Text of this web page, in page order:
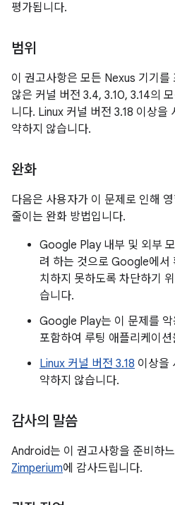
평가됩니다.
범위
이 권고사항은 모든 Nexus 기기를
않은 커널 버전 3.4, 3.10, 3.14의
니다. Linux 커널 버전 3.18 이상을
약하지 않습니다.
완화
다음은 사용자가 이 문제로 인해
줄이는 완화 방법입니다.
Google Play 내부 및 외부
려 하는 것으로 Google에서
치하지 못하도록 차단하기
습니다.
Google Play는 이 문제를
포함하여 루팅 애플리케이
Linux 커널 버전 3.18 이상을
약하지 않습니다.
감사의 말씀
Android는 이 권고사항을 준비하
Zimperium에 감사드립니다.